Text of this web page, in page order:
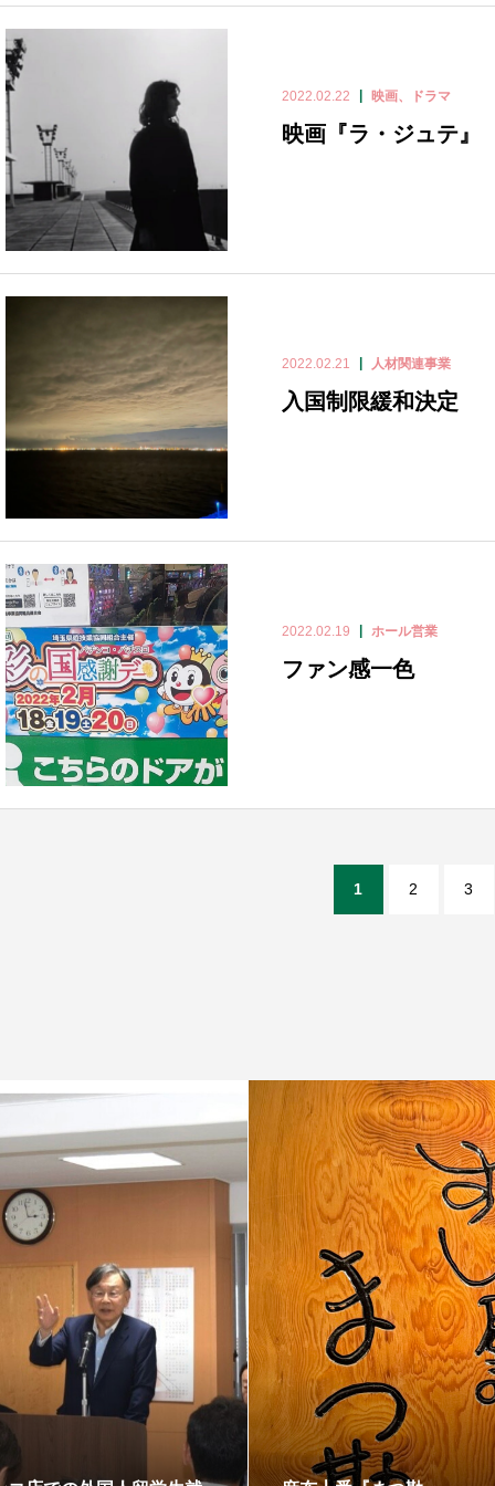
2022.02.22 映画、ドラマ
映画『ラ・ジュテ』
2022.02.21 人材関連事業
入国制限緩和決定
2022.02.19 ホール営業
ファン感一色
1 2 3